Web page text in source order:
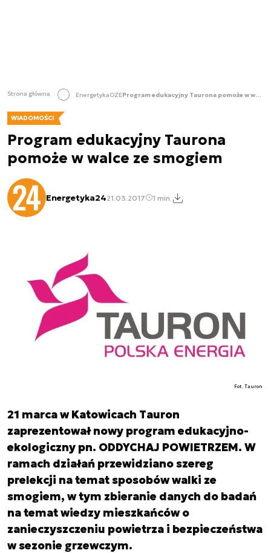
Strona główna EnergetykaOZE Program edukacyjny Taurona pomoże w walce ze smogiem
WIADOMOŚCI
Program edukacyjny Taurona
pomoże w walce ze smogiem
Energetyka2421.03.2017 1 min.
Fot. Tauron
21 marca w Katowicach Tauron
zaprezentował nowy program edukacyjno-
ekologiczny pn. ODDYCHAJ POWIETRZEM. W
ramach działań przewidziano szereg
prelekcji na temat sposobów walki ze
smogiem, w tym zbieranie danych do badań
na temat wiedzy mieszkańców o
zanieczyszczeniu powietrza i bezpieczeństwa
w sezonie grzewczym.